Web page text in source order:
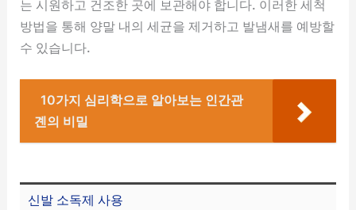
는 시원하고 건조한 곳에 보관해야 합니다. 이러한 세척
방법을 통해 양말 내의 세균을 제거하고 발냄새를 예방할
수 있습니다.
10가지 심리학으로 알아보는 인간관
곈의 비밀
신발 소독제 사용